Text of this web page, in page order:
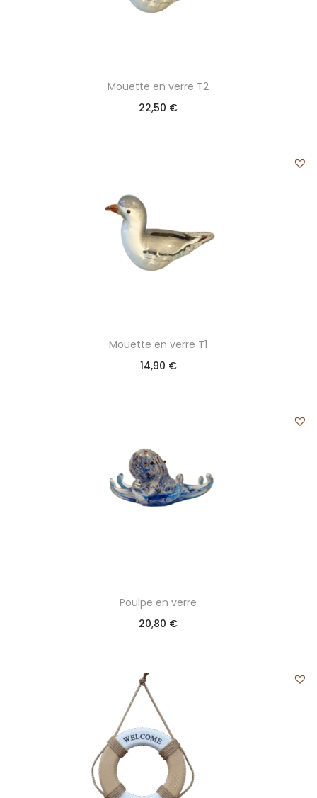
Mouette en verre T2
22,50 €
Mouette en verre T1
14,90 €
Poulpe en verre
20,80 €